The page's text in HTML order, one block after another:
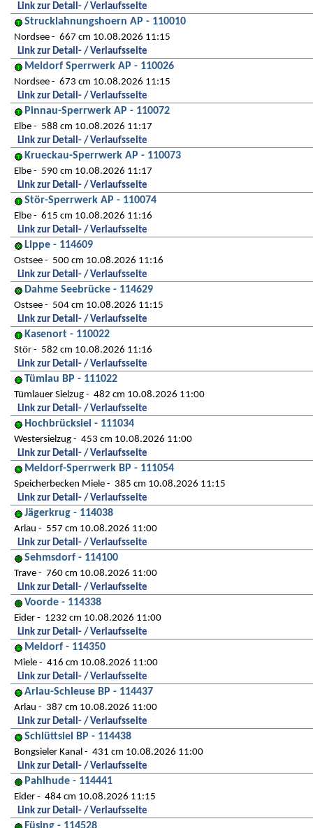
Link zur Detail- / Verlaufsseite
Strucklahnungshoern AP - 110010
Nordsee
667 cm 10.08.2026 11:15
Link zur Detail- / Verlaufsseite
Meldorf Sperrwerk AP - 110026
Nordsee
673 cm 10.08.2026 11:15
Link zur Detail- / Verlaufsseite
Pinnau-Sperrwerk AP - 110072
Elbe
588 cm 10.08.2026 11:17
Link zur Detail- / Verlaufsseite
Krueckau-Sperrwerk AP - 110073
Elbe
590 cm 10.08.2026 11:17
Link zur Detail- / Verlaufsseite
Stör-Sperrwerk AP - 110074
Elbe
615 cm 10.08.2026 11:16
Link zur Detail- / Verlaufsseite
Lippe - 114609
Ostsee
500 cm 10.08.2026 11:16
Link zur Detail- / Verlaufsseite
Dahme Seebrücke - 114629
Ostsee
504 cm 10.08.2026 11:15
Link zur Detail- / Verlaufsseite
Kasenort - 110022
Stör
582 cm 10.08.2026 11:16
Link zur Detail- / Verlaufsseite
Tümlau BP - 111022
Tümlauer Sielzug
482 cm 10.08.2026 11:00
Link zur Detail- / Verlaufsseite
Hochbrücksiel - 111034
Westersielzug
453 cm 10.08.2026 11:00
Link zur Detail- / Verlaufsseite
Meldorf-Sperrwerk BP - 111054
Speicherbecken Miele
385 cm 10.08.2026 11:15
Link zur Detail- / Verlaufsseite
Jägerkrug - 114038
Arlau
557 cm 10.08.2026 11:00
Link zur Detail- / Verlaufsseite
Sehmsdorf - 114100
Trave
760 cm 10.08.2026 11:00
Link zur Detail- / Verlaufsseite
Voorde - 114338
Eider
1232 cm 10.08.2026 11:00
Link zur Detail- / Verlaufsseite
Meldorf - 114350
Miele
416 cm 10.08.2026 11:00
Link zur Detail- / Verlaufsseite
Arlau-Schleuse BP - 114437
Arlau
387 cm 10.08.2026 11:00
Link zur Detail- / Verlaufsseite
Schlüttsiel BP - 114438
Bongsieler Kanal
431 cm 10.08.2026 11:00
Link zur Detail- / Verlaufsseite
Pahlhude - 114441
Eider
484 cm 10.08.2026 11:15
Link zur Detail- / Verlaufsseite